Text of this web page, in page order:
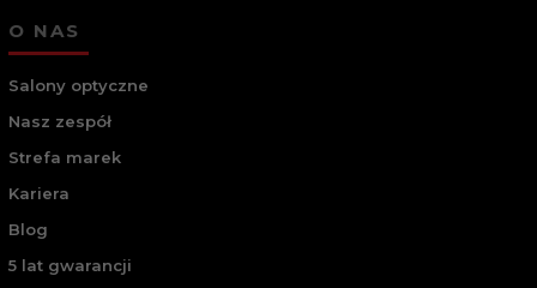
O NAS
Salony optyczne
Nasz zespół
Strefa marek
Kariera
Blog
5 lat gwarancji